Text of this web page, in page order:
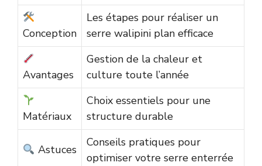
Conception
Les étapes pour réaliser un
serre walipini plan efficace
Avantages
Gestion de la chaleur et
culture toute l’année
Matériaux
Choix essentiels pour une
structure durable
Astuces
Conseils pratiques pour
optimiser votre serre enterrée